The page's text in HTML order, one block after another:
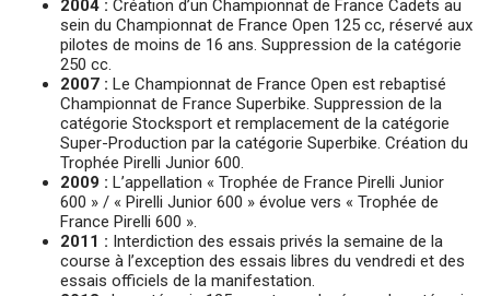
2004 : Création d’un Championnat de France Cadets au
sein du Championnat de France Open 125 cc, réservé aux
pilotes de moins de 16 ans. Suppression de la catégorie
250 cc.
2007 : Le Championnat de France Open est rebaptisé
Championnat de France Superbike. Suppression de la
catégorie Stocksport et remplacement de la catégorie
Super-Production par la catégorie Superbike. Création du
Trophée Pirelli Junior 600.
2009 : L’appellation « Trophée de France Pirelli Junior
600 » / « Pirelli Junior 600 » évolue vers « Trophée de
France Pirelli 600 ».
2011 : Interdiction des essais privés la semaine de la
course à l’exception des essais libres du vendredi et des
essais officiels de la manifestation.